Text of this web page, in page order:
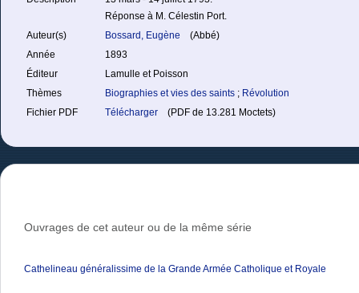
Réponse à M. Célestin Port.
Auteur(s)
Bossard, Eugène
(Abbé)
Année
1893
Éditeur
Lamulle et Poisson
Thèmes
Biographies et vies des saints ; Révolution
Fichier PDF
Télécharger (PDF de 13.281 Moctets)
Ouvrages de cet auteur ou de la même série
Cathelineau généralissime de la Grande Armée Catholique et Royale